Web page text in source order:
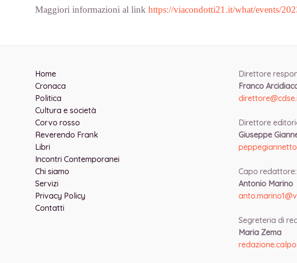
Maggiori informazioni al link https://viacondotti21.it/what/events/
Home
Cronaca
Politica
Cultura e società
Corvo rosso
Reverendo Frank
Libri
Incontri Contemporanei
Chi siamo
Servizi
Privacy Policy
Contatti
Direttore
Franco
Direttore
Giuseppe
Capo redattore:
Antonio Marino
Segreteria di
Maria Zema